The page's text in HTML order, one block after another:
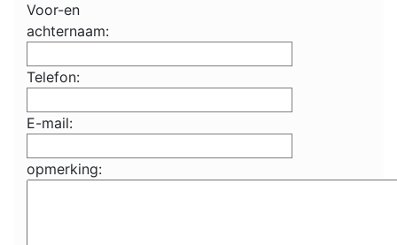
Voor-en
achternaam:
Telefon:
E-mail:
opmerking: